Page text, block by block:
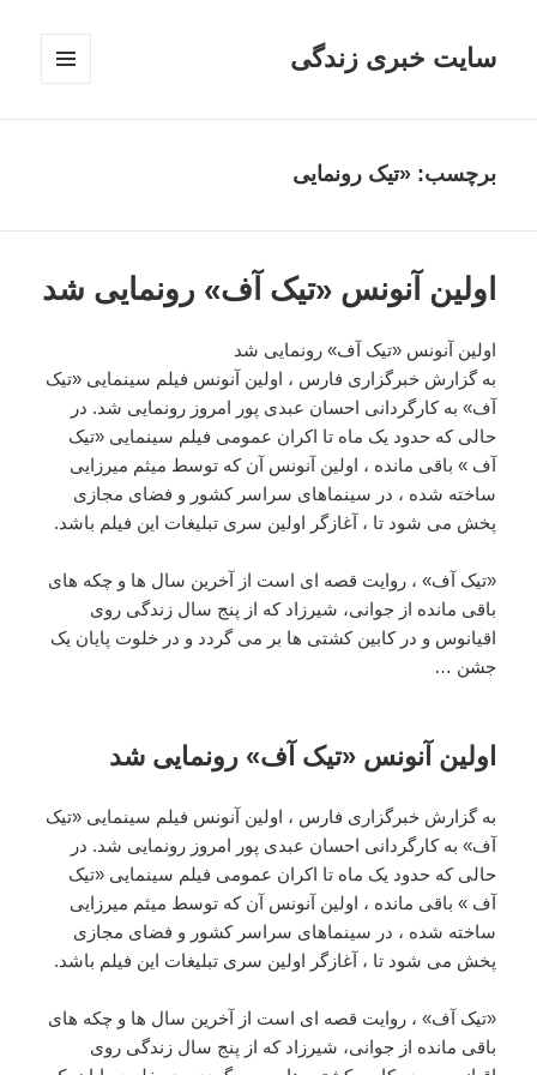
سایت خبری زندگی
برچسب: «تیک رونمایی
اولین آنونس «تیک آف» رونمایی شد
اولین آنونس «تیک آف» رونمایی شد
به گزارش خبرگزاری فارس ، اولین آنونس فیلم سینمایی «تیک
آف» به کارگردانی احسان عبدی پور امروز رونمایی شد. در
حالی که حدود یک ماه تا اکران عمومی فیلم سینمایی «تیک
آف » باقی مانده ، اولین آنونس آن که توسط میثم میرزایی
ساخته شده ، در سینماهای سراسر کشور و فضای مجازی
پخش می شود تا ، آغازگر اولین سری تبلیغات این فیلم باشد.
«تیک آف» ، روایت قصه ای است از آخرین سال ها و چکه های
باقی مانده از جوانی، شیرزاد که از پنج سال زندگی روی
اقیانوس و در کابین کشتی ها بر می گردد و در خلوت پایان یک
جشن …
اولین آنونس «تیک آف» رونمایی شد
به گزارش خبرگزاری فارس ، اولین آنونس فیلم سینمایی «تیک
آف» به کارگردانی احسان عبدی پور امروز رونمایی شد. در
حالی که حدود یک ماه تا اکران عمومی فیلم سینمایی «تیک
آف » باقی مانده ، اولین آنونس آن که توسط میثم میرزایی
ساخته شده ، در سینماهای سراسر کشور و فضای مجازی
پخش می شود تا ، آغازگر اولین سری تبلیغات این فیلم باشد.
«تیک آف» ، روایت قصه ای است از آخرین سال ها و چکه های
باقی مانده از جوانی، شیرزاد که از پنج سال زندگی روی